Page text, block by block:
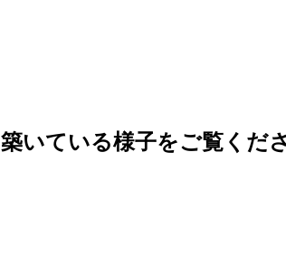
いている様子をご覧くださ